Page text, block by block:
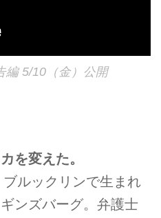
編 5/10（金）公開
を変えた。
ルックリンで生まれ
ンズバーグ。弁護士